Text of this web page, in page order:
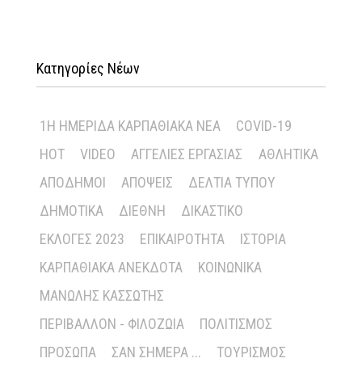
Κατηγορίες Νέων
1Η ΗΜΕΡΊΔΑ ΚΑΡΠΑΘΙΑΚΆ ΝΈΑ
COVID-19
HOT
VIDEO ΑΓΓΕΛΊΕΣ ΕΡΓΑΣΊΑΣ
ΑΘΛΗΤΙΚΆ
ΑΠΌΔΗΜΟΙ
ΑΠΌΨΕΙΣ
ΔΕΛΤΊΑ ΤΎΠΟΥ
ΔΗΜΟΤΙΚΆ
ΔΙΕΘΝΉ
ΔΙΚΑΣΤΙΚΌ
ΕΚΛΟΓΈΣ 2023
ΕΠΙΚΑΙΡΌΤΗΤΑ
ΙΣΤΟΡΊΑ
ΚΑΡΠΑΘΙΑΚΆ ΑΝΈΚΔΟΤΑ
ΚΟΙΝΩΝΙΚΆ
ΜΑΝΏΛΗΣ ΚΑΣΣΏΤΗΣ
ΠΕΡΙΒΆΛΛΟΝ - ΦΙΛΟΖΩΊΑ
ΠΟΛΙΤΙΣΜΌΣ
ΠΡΌΣΩΠΑ
ΣΑΝ ΣΉΜΕΡΑ ...
ΤΟΥΡΙΣΜΌΣ